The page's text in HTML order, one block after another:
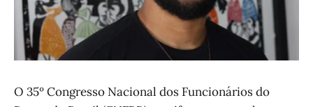
O 35º Congresso Nacional dos Funcionários do